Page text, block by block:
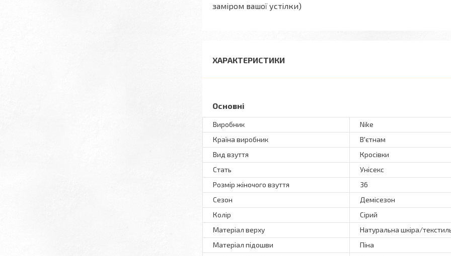
заміром вашої устілки)
ХАРАКТЕРИСТИКИ
Основні
Виробник
Nike
Країна виробник
В'єтнам
Вид взуття
Кросівки
Стать
Унісекс
Розмір жіночого взуття
36
Сезон
Демісезон
Колір
Сірий
Матеріал верху
Натуральна шкіра/
Матеріал підошви
Піна